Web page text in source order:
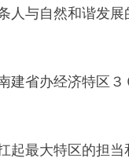
人与自然和谐发
省办经济特区３
最大特区的担当